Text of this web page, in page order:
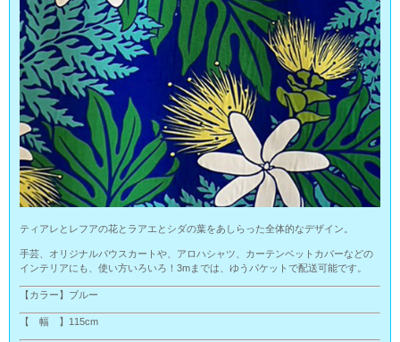
ティアレとレフアの花とラアエとシダの葉をあしらった全体的なデザイン。
手芸、オリジナルパウスカートや、アロハシャツ、カーテンベットカバーなどの
インテリアにも、使い方いろいろ！3mまでは、ゆうパケットで配送可能です。
【カラー】ブルー
【 幅 】115cm